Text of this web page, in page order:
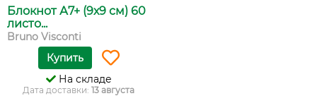
Блокнот А7+ (9х9 см) 60
листо...
Bruno Visconti
Купить
На складе
Дата доставки: 13 августа